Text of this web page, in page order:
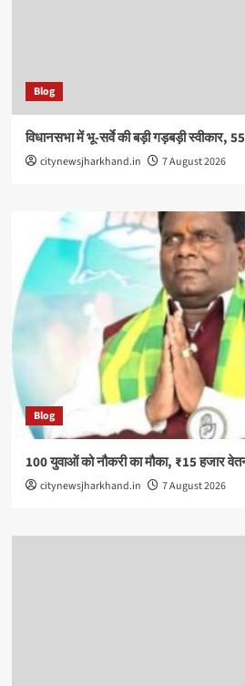
Blog
विधानसभा में भू-सर्वे की बड़ी गड़बड़ी स्वीकार,
citynewsjharkhand.in 7 August 2026
Blog
100 युवाओं को नौकरी का मौका, ₹15 हजार
citynewsjharkhand.in 7 August 2026